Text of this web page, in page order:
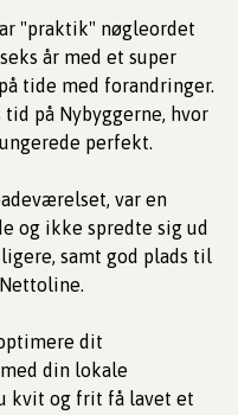
"praktik" nøgleordet
år med et super
tide med forandringer.
på Nybyggerne, hvor
perfekt.
var en
og ikke spredte sig ud
samt god plads til
dit
din lokale
kvit og frit få lavet et